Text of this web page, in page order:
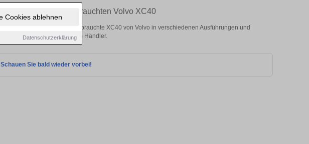
Cookies ablehnen
Datenschutzerklärung
Ihren gebrauchten Volvo XC40
Entdecken Sie gebrauchte XC40 von Volvo in verschiedenen Ausführungen und
von privat und vom Händler.
Sie bald wieder vorbei!